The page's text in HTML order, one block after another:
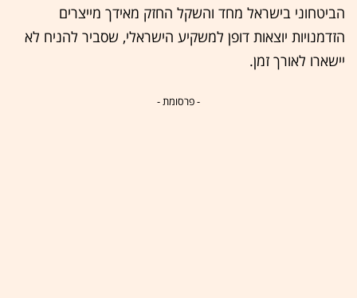
הביטחוני בישראל מחד והשקל החזק מאידך מייצרים
הזדמנויות יוצאות דופן למשקיע הישראלי, שסביר להניח לא
יישארו לאורך זמן.
- פרסומת -